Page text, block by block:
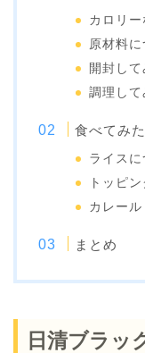
カロリ
原材料に
開封して
調理して
食べてみ
ライスに
トッピ
カレール
まとめ
日清ブラッ